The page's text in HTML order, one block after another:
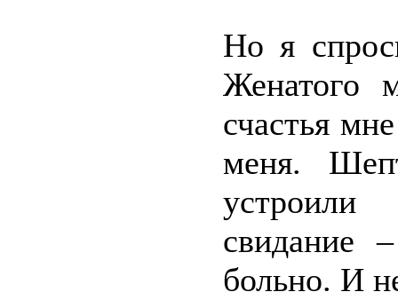
Но я
Женатого
счастья
меня.
устроили
свидание
больно. И